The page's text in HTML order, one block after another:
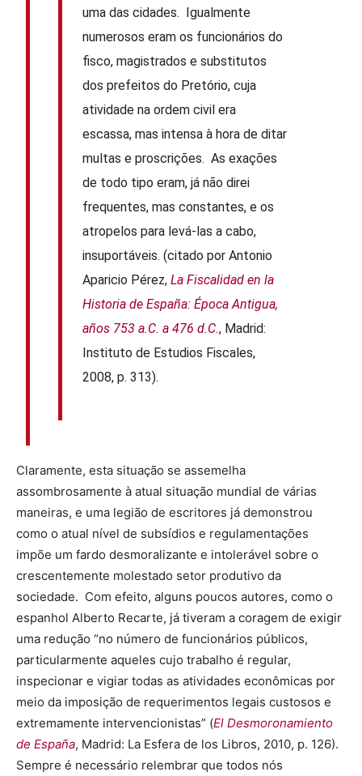
uma das cidades. Igualmente
numerosos eram os funcionários do
fisco, magistrados e substitutos
dos prefeitos do Pretório, cuja
atividade na ordem civil era
escassa, mas intensa à hora de ditar
multas e proscrições. As exações
de todo tipo eram, já não direi
frequentes, mas constantes, e os
atropelos para levá-las a cabo,
insuportáveis. (citado por Antonio
Aparicio Pérez,La Fiscalidad en la
Historia de España: Época Antigua,
años 753 a.C. a 476 d.C., Madrid:
Instituto de Estudios Fiscales,
2008, p. 313).
Claramente, esta situação se assemelha
assombrosamente à atual situação mundial de várias
maneiras, e uma legião de escritores já demonstrou
como o atual nível de subsídios e regulamentações
impõe um fardo desmoralizante e intolerável sobre o
crescentemente molestado setor produtivo da
sociedade. Com efeito, alguns poucos autores, como o
espanhol Alberto Recarte, já tiveram a coragem de exigir
uma redução “no número de funcionários públicos,
particularmente aqueles cujo trabalho é regular,
inspecionar e vigiar todas as atividades econômicas por
meio da imposição de requerimentos legais custosos e
extremamente intervencionistas” (El Desmoronamiento
de España, Madrid: La Esfera de los Libros, 2010, p. 126).
Sempre é necessário relembrar que todos nós